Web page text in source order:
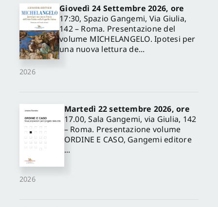
2026
Giovedì 24 Settembre 2026, ore
17:30, Spazio Gangemi, Via Giulia,
142 – Roma. Presentazione del
volume MICHELANGELO. Ipotesi per
una nuova lettura de...
2026
Martedì 22 settembre 2026, ore
17.00, Sala Gangemi, via Giulia, 142
– Roma. Presentazione volume
ORDINE E CASO, Gangemi editore
...